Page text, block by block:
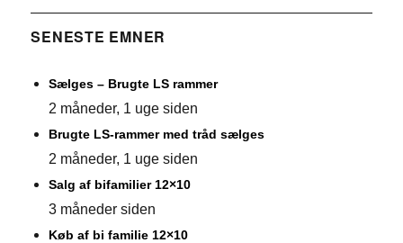
SENESTE EMNER
Sælges – Brugte LS rammer
2 måneder, 1 uge siden
Brugte LS-rammer med tråd sælges
2 måneder, 1 uge siden
Salg af bifamilier 12×10
3 måneder siden
Køb af bi familie 12×10